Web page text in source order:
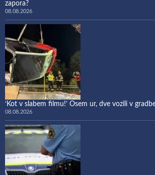
zapora?
08.08.2026
‘Kot v slabem filmu!’ Osem ur, dve vozili v
08.08.2026